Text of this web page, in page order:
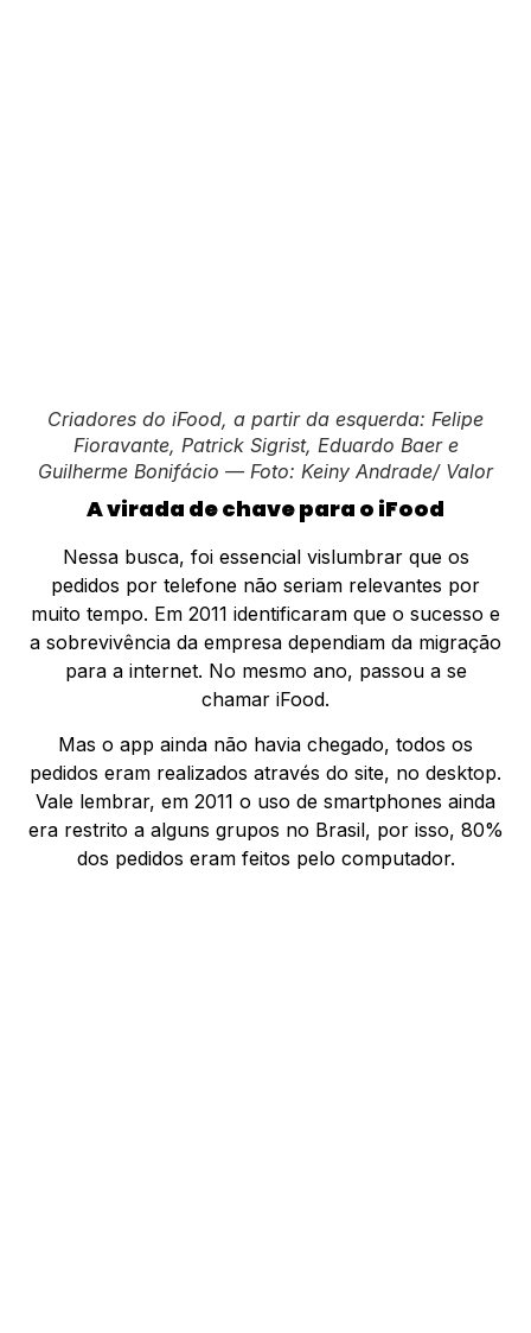
Criadores do iFood, a partir da esquerda: Felipe
Fioravante, Patrick Sigrist, Eduardo Baer e
Guilherme Bonifácio — Foto: Keiny Andrade/ Valor
A virada de chave para o iFood
Nessa busca, foi essencial vislumbrar que os
pedidos por telefone não seriam relevantes por
muito tempo. Em 2011 identificaram que o sucesso e
a sobrevivência da empresa dependiam da migração
para a internet. No mesmo ano, passou a se
chamar iFood.
Mas o app ainda não havia chegado, todos os
pedidos eram realizados através do site, no desktop.
Vale lembrar, em 2011 o uso de smartphones ainda
era restrito a alguns grupos no Brasil, por isso, 80%
dos pedidos eram feitos pelo computador.